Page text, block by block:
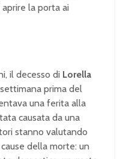
la porta ai
il decesso di Lorella
prima del
una ferita alla
causata da una
stanno valutando
della morte: un